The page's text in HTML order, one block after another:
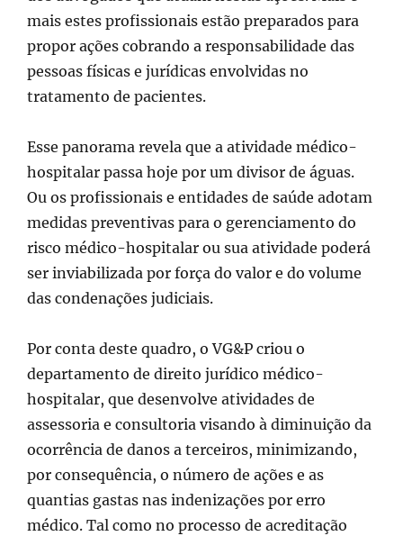
mais estes profissionais estão preparados para
propor ações cobrando a responsabilidade das
pessoas físicas e jurídicas envolvidas no
tratamento de pacientes.
Esse panorama revela que a atividade médico-
hospitalar passa hoje por um divisor de águas.
Ou os profissionais e entidades de saúde adotam
medidas preventivas para o gerenciamento do
risco médico-hospitalar ou sua atividade poderá
ser inviabilizada por força do valor e do volume
das condenações judiciais.
Por conta deste quadro, o VG&P criou o
departamento de direito jurídico médico-
hospitalar, que desenvolve atividades de
assessoria e consultoria visando à diminuição da
ocorrência de danos a terceiros, minimizando,
por consequência, o número de ações e as
quantias gastas nas indenizações por erro
médico. Tal como no processo de acreditação